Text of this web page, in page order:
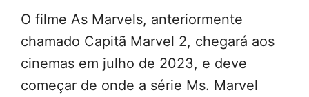
O filme As Marvels, anteriormente
chamado Capitã Marvel 2, chegará aos
cinemas em julho de 2023, e deve
começar de onde a série Ms. Marvel